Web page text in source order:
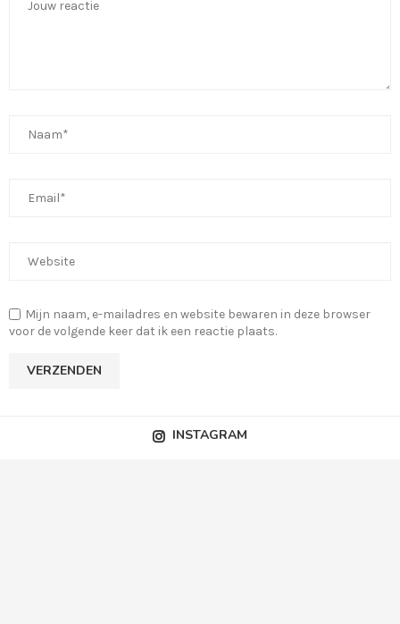
Mijn naam, e-mailadres en website bewaren in deze browser
voor de volgende keer dat ik een reactie plaats.
INSTAGRAM